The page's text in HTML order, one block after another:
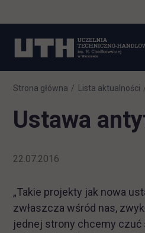
Strona główna Lista aktualności
Ustawa
22.07.2016
„Takie projekty jak nowa
zwłaszcza wśród nas,
jednej strony chcemy czuć